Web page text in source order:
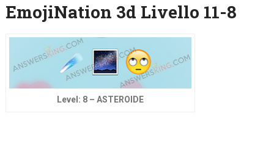
EmojiNation 3d Livello 11-8
Level: 8 – ASTEROIDE